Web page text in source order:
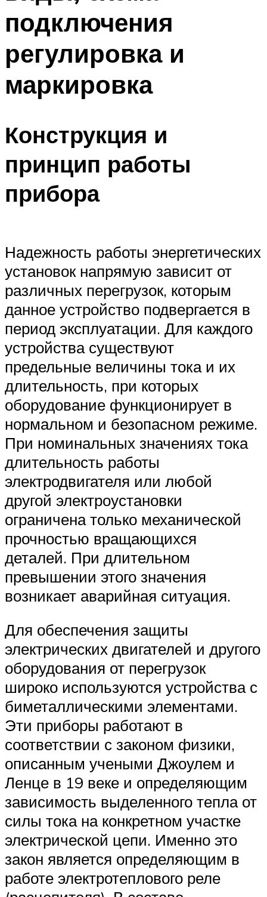
подключения
регулировка и
маркировка
Конструкция и
принцип работы
прибора
Надежность работы энергетических
установок напрямую зависит от
различных перегрузок, которым
данное устройство подвергается в
период эксплуатации. Для каждого
устройства существуют
предельные величины тока и их
длительность, при которых
оборудование функционирует в
нормальном и безопасном режиме.
При номинальных значениях тока
длительность работы
электродвигателя или любой
другой электроустановки
ограничена только механической
прочностью вращающихся
деталей. При длительном
превышении этого значения
возникает аварийная ситуация.
Для обеспечения защиты
электрических двигателей и другого
оборудования от перегрузок
широко используются устройства с
биметаллическими элементами.
Эти приборы работают в
соответствии с законом физики,
описанным учеными Джоулем и
Ленце в 19 веке и определяющим
зависимость выделенного тепла от
силы тока на конкретном участке
электрической цепи. Именно это
закон является определяющим в
работе электротеплового реле